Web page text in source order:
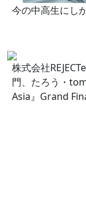
今の中高生にし
株式会社
門、たろう・
Asia』Grand